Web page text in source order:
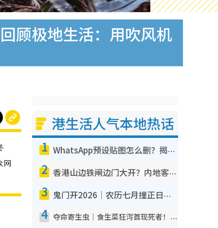
顾极地生活：用吹风机
网
港生活人气本地热话
1 WhatsApp预设贴图怎么删？揭秘1招“反向操作”还原简洁界面 附3步实测教程
2 香港山边铁闸边门大开？内地客困惑意义何在！网友神回复：这种叫法理性防御
3 鬼门开2026｜农历七月撞正日全食特别邪？专家警告切忌做一事！揭4大禁忌+2招保平安
4 夺命寄生虫｜食生菜狂泻首现死者！疫潮恶化录1.8万宗病例 揭洗菜3大谬误